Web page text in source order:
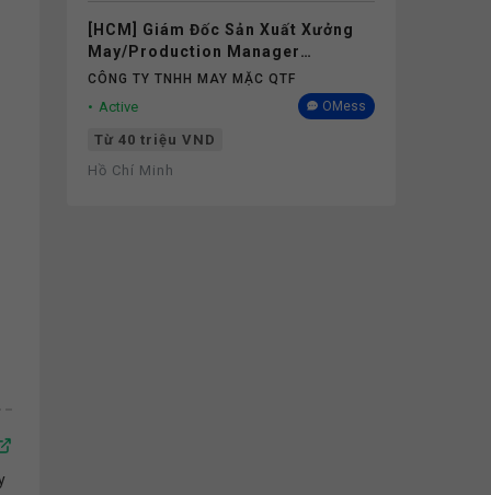
[HCM] Giám Đốc Sản Xuất Xưởng
May/Production Manager
(Garments) - Lương 40M+
CÔNG TY TNHH MAY MẶC QTF
Active OMess
Từ 40 triệu VND
Hồ Chí Minh